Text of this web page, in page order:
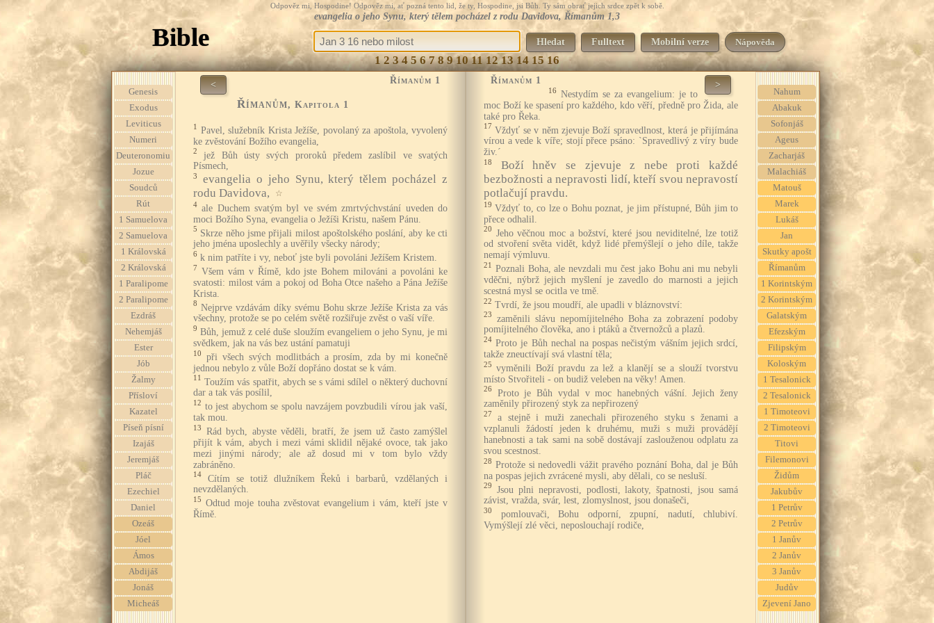
Odpověz mi, Hospodine! Odpověz mi, ať pozná tento lid, že ty, Hospodine, jsi Bůh. Ty sám obrať jejich srdce zpět k sobě.
evangelia o jeho Synu, který tělem pocházel z rodu Davidova, Římanům 1,3
Bible Hledat Fulltext Mobilní verze Nápověda
1 2 3 4 5 6 7 8 9 10 11 12 13 14 15 16
Genesis
Exodus
Leviticus
Numeri
Deuteronomiu
Jozue
Soudců
Rút
1 Samuelova
2 Samuelova
1 Královská
2 Královská
1 Paralipome
2 Paralipome
Ezdráš
Nehemjáš
Ester
Jób
Žalmy
Přísloví
Kazatel
Píseň písní
Izajáš
Jeremjáš
Pláč
Ezechiel
Daniel
Ozeáš
Jóel
Ámos
Abdijáš
Jonáš
Micheáš
< Římanům 1
Římanům, Kapitola 1
1 Pavel, služebník Krista Ježíše, povolaný za apoštola, vyvolený
ke zvěstování Božího evangelia,
2
jež Bůh ústy svých proroků předem zaslíbil ve svatých
Písmech,
3
evangelia o jeho Synu, který tělem pocházel z
rodu Davidova,
☆
4 ale Duchem svatým byl ve svém zmrtvýchvstání uveden do
moci Božího Syna, evangelia o Ježíši Kristu, našem Pánu.
5 Skrze něho jsme přijali milost apoštolského poslání, aby ke cti
jeho jména uposlechly a uvěřily všecky národy;
6 k nim patříte i vy, neboť jste byli povoláni Ježíšem Kristem.
7 Všem vám v Římě, kdo jste Bohem milováni a povoláni ke
svatosti: milost vám a pokoj od Boha Otce našeho a Pána Ježíše
Krista.
8 Nejprve vzdávám díky svému Bohu skrze Ježíše Krista za vás
všechny, protože se po celém světě rozšiřuje zvěst o vaší víře.
9 Bůh, jemuž z celé duše sloužím evangeliem o jeho Synu, je mi
svědkem, jak na vás bez ustání pamatuji
10
při všech svých modlitbách a prosím, zda by mi konečně
jednou nebylo z vůle Boží dopřáno dostat se k vám.
11 Toužím vás spatřit, abych se s vámi sdílel o některý duchovní
dar a tak vás posílil,
12 to jest abychom se spolu navzájem povzbudili vírou jak vaší,
tak mou.
13
Rád bych, abyste věděli, bratří, že jsem už často zamýšlel
přijít k vám, abych i mezi vámi sklidil nějaké ovoce, tak jako
mezi jinými národy; ale až dosud mi v tom bylo vždy
zabráněno.
14
Cítím se totiž dlužníkem Řeků i barbarů, vzdělaných i
nevzdělaných.
15 Odtud moje touha zvěstovat evangelium i vám, kteří jste v
Římě.
Římanům 1 >
16 Nestydím se za evangelium: je to
moc Boží ke spasení pro každého, kdo věří, předně pro Žida, ale
také pro Řeka.
17 Vždyť se v něm zjevuje Boží spravedlnost, která je přijímána
vírou a vede k víře; stojí přece psáno: `Spravedlivý z víry bude
živ.´
18
Boží hněv se zjevuje z nebe proti každé
bezbožnosti a nepravosti lidí, kteří svou nepravostí
potlačují pravdu.
19 Vždyť to, co lze o Bohu poznat, je jim přístupné, Bůh jim to
přece odhalil.
20 Jeho věčnou moc a božství, které jsou neviditelné, lze totiž
od stvoření světa vidět, když lidé přemýšlejí o jeho díle, takže
nemají výmluvu.
21
Poznali Boha, ale nevzdali mu čest jako Bohu ani mu nebyli
vděčni, nýbrž jejich myšlení je zavedlo do marnosti a jejich
scestná mysl se ocitla ve tmě.
22 Tvrdí, že jsou moudří, ale upadli v bláznovství:
23
zaměnili slávu nepomíjitelného Boha za zobrazení podoby
pomíjitelného člověka, ano i ptáků a čtvernožců a plazů.
24 Proto je Bůh nechal na pospas nečistým vášním jejich srdcí,
takže zneuctívají svá vlastní těla;
25
vyměnili Boží pravdu za lež a klanějí se a slouží tvorstvu
místo Stvořiteli - on budiž veleben na věky! Amen.
26
Proto je Bůh vydal v moc hanebných vášní. Jejich ženy
zaměnily přirozený styk za nepřirozený
27
a stejně i muži zanechali přirozeného styku s ženami a
vzplanuli žádostí jeden k druhému, muži s muži provádějí
hanebnosti a tak sami na sobě dostávají zaslouženou odplatu za
svou scestnost.
28 Protože si nedovedli vážit pravého poznání Boha, dal je Bůh
na pospas jejich zvrácené mysli, aby dělali, co se nesluší.
29
Jsou plni nepravosti, podlosti, lakoty, špatnosti, jsou samá
závist, vražda, svár, lest, zlomyslnost, jsou donašeči,
30
pomlouvači, Bohu odporní, zpupní, nadutí, chlubiví.
Vymýšlejí zlé věci, neposlouchají rodiče,
Nahum
Abakuk
Sofonjáš
Ageus
Zacharjáš
Malachiáš
Matouš
Marek
Lukáš
Jan
Skutky apošt
Římanům
1 Korintským
2 Korintským
Galatským
Efezským
Filipským
Koloským
1 Tesalonick
2 Tesalonick
1 Timoteovi
2 Timoteovi
Titovi
Filemonovi
Židům
Jakubův
1 Petrův
2 Petrův
1 Janův
2 Janův
3 Janův
Judův
Zjevení Jano